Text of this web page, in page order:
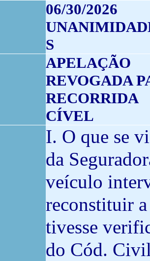
06/30/2026
S
APELAÇÃO
REVOGADA
RECORRIDA
CÍVEL
I. O que se
da
veículo
reconstituir
tivesse
do Cód.